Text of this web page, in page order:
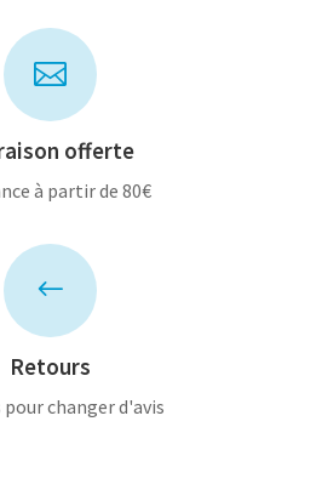

offerte
à partir de 80€
#
Retours
pour changer d'avis